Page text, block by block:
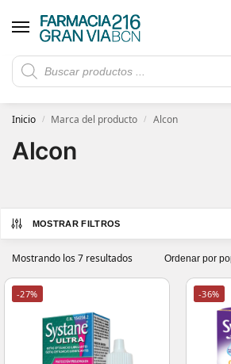
Rebajas de verano hasta -30%
5€ de descuento con el cupón 5GRANVIA
Inicio / Marca del producto / Alcon
Alcon
MOSTRAR FILTROS
Mostrando los 7 resultados
-27% -36%